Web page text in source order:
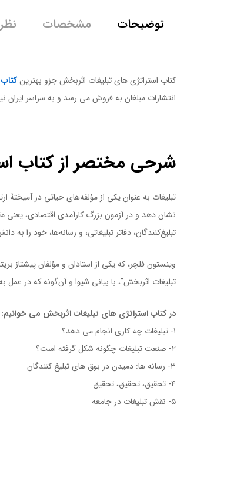
توضیحات مشخصات
کتاب استراتژی های تبلیغات اثربخش جزو بهترین
انتشارات مبلغان به فروش می رسد و به سراسر
شرحی مختصر از کتاب
تبلیغات به عنوان یکی از مؤلفه‌های حیاتی در آمیختۀ
نشان دهد و در آزمون بزرگ کارآمدی اقتصادی، یعنی
تبلیغ‌کنندگان، دفاتر تبلیغاتی، و رسانه‌ها، خود را
وینستون فلچر، که یکی از استادان و مؤلفان پیشتاز
تبلیغات اثربخش”، با بیانی شیوا و آن‌گونه که در عمل
در کتاب استراتژی های تبلیغات اثربخش می خوانیم:
۱- تبلیغات چه کاری انجام می دهد؟
۲- صنعت تبلیغات چگونه شکل گرفته است؟
۳- رسانه ها: دمیدن در بوق های تبلیغ کنندگان
۴- تحقیق، تحقیق، تحقیق
۵- نقش تبلیغات در جامعه